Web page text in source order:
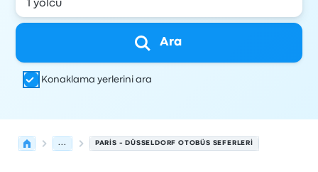
Ara
Konaklama yerlerini ara
... PARIS - DÜSSELDORF OTOBÜS SEFERLERI